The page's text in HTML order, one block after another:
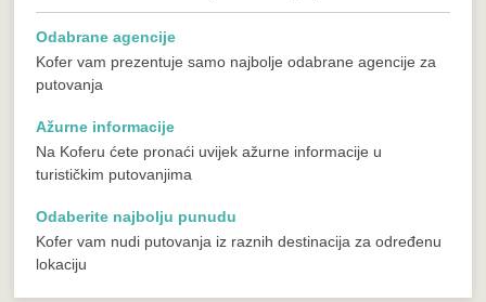
Odabrane agencije
Kofer vam prezentuje samo najbolje odabrane agencije za
putovanja
Ažurne informacije
Na Koferu ćete pronaći uvijek ažurne informacije u
turističkim putovanjima
Odaberite najbolju punudu
Kofer vam nudi putovanja iz raznih destinacija za određenu
lokaciju